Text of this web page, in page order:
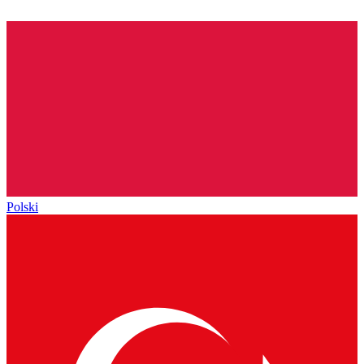
Polski